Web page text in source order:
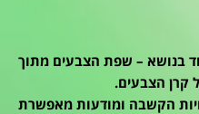
בנושא – שפת הצבעים מתוך
קרן הצבעים.
הקשבה ומודעות מאפשרת